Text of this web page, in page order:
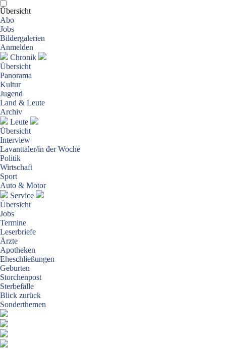
Übersicht
Abo
Jobs
Bildergalerien
Anmelden
Chronik
Übersicht
Panorama
Kultur
Jugend
Land & Leute
Archiv
Leute
Übersicht
Interview
Lavanttaler/in der Woche
Politik
Wirtschaft
Sport
Auto & Motor
Service
Übersicht
Jobs
Termine
Leserbriefe
Ärzte
Apotheken
Eheschließungen
Geburten
Storchenpost
Sterbefälle
Blick zurück
Sonderthemen